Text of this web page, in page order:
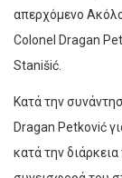
απερχόμενο
Colonel Dragan
Stanišić.
Κατά την
Dragan Petković
κατά την